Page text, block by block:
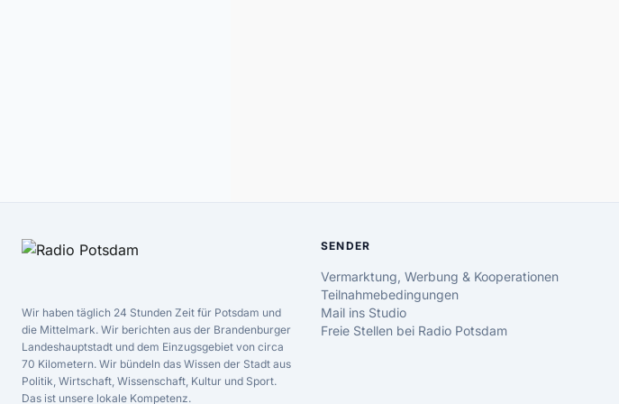
Wir haben täglich 24 Stunden Zeit für Potsdam und
die Mittelmark. Wir berichten aus der Brandenburger
Landeshauptstadt und dem Einzugsgebiet von circa
70 Kilometern. Wir bündeln das Wissen der Stadt aus
Politik, Wirtschaft, Wissenschaft, Kultur und Sport.
Das ist unsere lokale Kompetenz.
SENDER
Vermarktung, Werbung & Kooperationen
Teilnahmebedingungen
Mail ins Studio
Freie Stellen bei Radio Potsdam